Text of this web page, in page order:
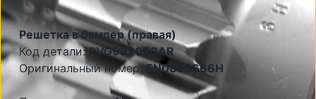
Решетка в бампер (правая)
Код детали:PVG99205CAR
Оригинальный номер:5N0853666H